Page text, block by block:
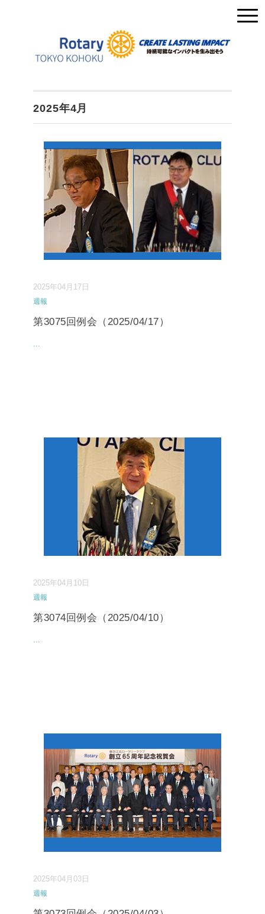
2025年4月
2025年04月17日
週報
第3075回例会（2025/04/17）
...
2025年04月10日
週報
第3074回例会（2025/04/10）
...
2025年04月03日
週報